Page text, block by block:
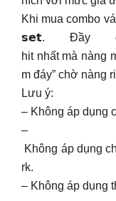
Khi mua combo
𝘀𝗲𝘁. Đầy
hit nhất mà nàng
m đáy” chờ nàng
Lưu ý:
– Không áp dụng
–
Không áp dụng
rk.
– Không áp dụng